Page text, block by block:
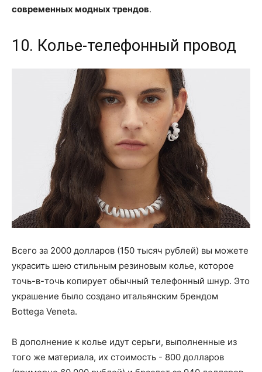
современных модных трендов.
10. Колье-телефонный провод
Всего за 2000 долларов (150 тысяч рублей) вы можете
украсить шею стильным резиновым колье, которое
точь-в-точь копирует обычный телефонный шнур. Это
украшение было создано итальянским брендом
Bottega Veneta.
В дополнение к колье идут серьги, выполненные из
того же материала, их стоимость - 800 долларов